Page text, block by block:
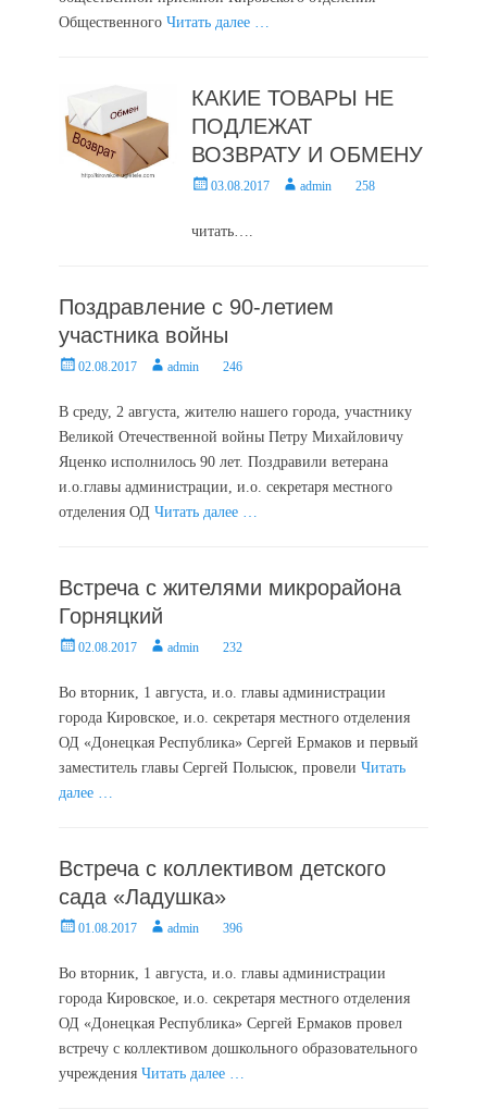
Общественного Читать далее …
КАКИЕ ТОВАРЫ НЕ
ПОДЛЕЖАТ
ВОЗВРАТУ И ОБМЕНУ
Posted03.08.2017 Authoradmin 258
читать….
Поздравление с 90-летием
участника войны
Posted02.08.2017 Authoradmin 246
В среду, 2 августа, жителю нашего города, участнику
Великой Отечественной войны Петру Михайловичу
Яценко исполнилось 90 лет. Поздравили ветерана
и.о.главы администрации, и.о. секретаря местного
отделения ОД Читать далее …
Встреча с жителями микрорайона
Горняцкий
Posted02.08.2017 Authoradmin 232
Во вторник, 1 августа, и.о. главы администрации
города Кировское, и.о. секретаря местного отделения
ОД «Донецкая Республика» Сергей Ермаков и первый
заместитель главы Сергей Полысюк, провели Читать
далее …
Встреча с коллективом детского
сада «Ладушка»
Posted01.08.2017 Authoradmin 396
Во вторник, 1 августа, и.о. главы администрации
города Кировское, и.о. секретаря местного отделения
ОД «Донецкая Республика» Сергей Ермаков провел
встречу с коллективом дошкольного образовательного
учреждения Читать далее …